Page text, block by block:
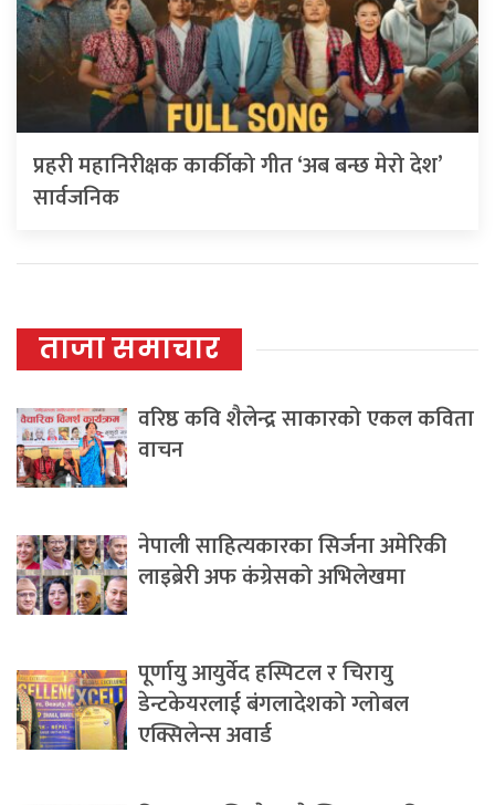
प्रहरी महानिरीक्षक कार्कीको गीत ‘अब बन्छ मेरो देश’
सार्वजनिक
ताजा समाचार
वरिष्ठ कवि शैलेन्द्र साकारको एकल कविता
वाचन
नेपाली साहित्यकारका सिर्जना अमेरिकी
लाइब्रेरी अफ कंग्रेसको अभिलेखमा
पूर्णायु आयुर्वेद हस्पिटल र चिरायु
डेन्टकेयरलाई बंगलादेशको ग्लोबल
एक्सिलेन्स अवार्ड